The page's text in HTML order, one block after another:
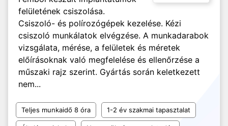
felületének csiszolása.
Csiszoló- és polírozógépek kezelése. Kézi
csiszoló munkálatok elvégzése. A munkadarabok
vizsgálata, mérése, a felületek és méretek
előírásoknak való megfelelése és ellenőrzése a
műszaki rajz szerint. Gyártás során keletkezett
nem...
Teljes munkaidő 8 óra 1-2 év szakmai tapasztalat